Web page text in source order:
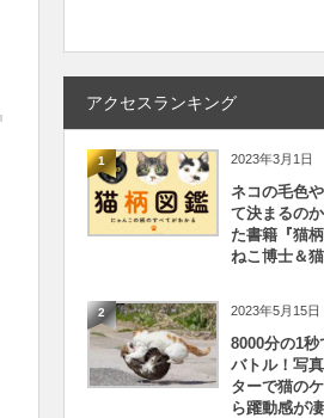
アクセスランキング
1 2023年3月1日
ネコの毛色
て決まるの
た書籍『猫
ねこ博士＆
2 2023年5月15日
8000分の1
バトル！写
ターで猫の
ら躍動感が